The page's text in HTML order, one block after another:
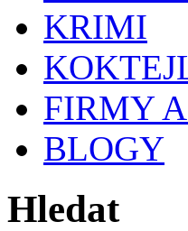
KRIMI
FIRMY
BLOGY
Hledat